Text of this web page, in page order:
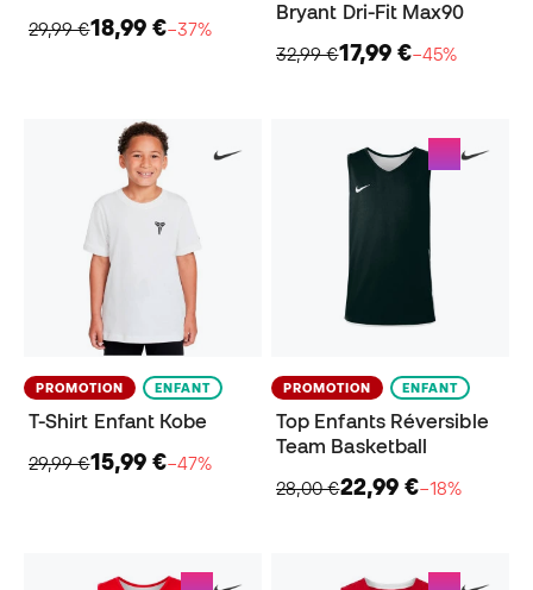
29,99 €18,99 €−37%
Bryant Dri-Fit Max90
32,99 €17,99 €−45%
PROMOTION ENFANT
T-Shirt Enfant Kobe
29,99 €15,99 €−47%
PROMOTION ENFANT
Top Enfants Réversible
Team Basketball
28,00 €22,99 €−18%